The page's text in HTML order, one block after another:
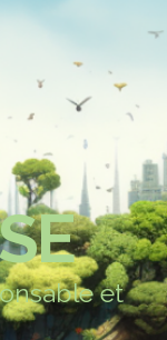
et